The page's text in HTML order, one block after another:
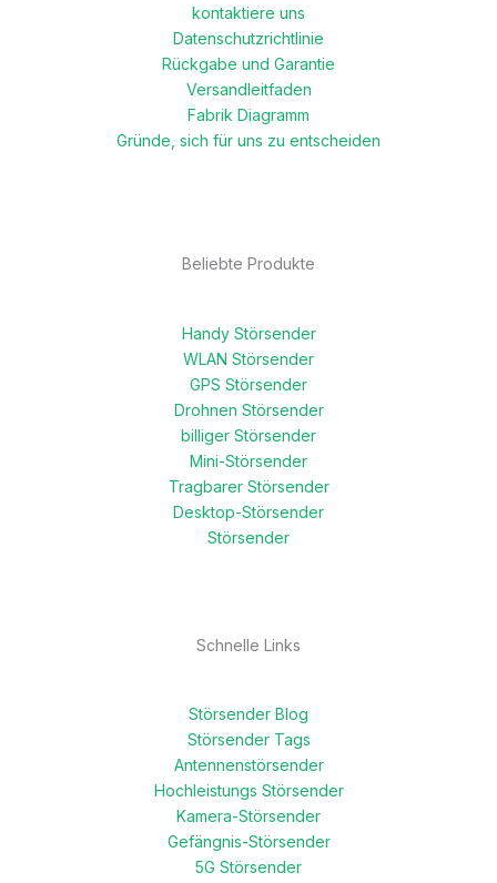
kontaktiere uns
Datenschutzrichtlinie
Rückgabe und Garantie
Versandleitfaden
Fabrik Diagramm
Gründe, sich für uns zu entscheiden
Beliebte Produkte
Handy Störsender
WLAN Störsender
GPS Störsender
Drohnen Störsender
billiger Störsender
Mini-Störsender
Tragbarer Störsender
Desktop-Störsender
Störsender
Schnelle Links
Störsender Blog
Störsender Tags
Antennenstörsender
Hochleistungs Störsender
Kamera-Störsender
Gefängnis-Störsender
5G Störsender